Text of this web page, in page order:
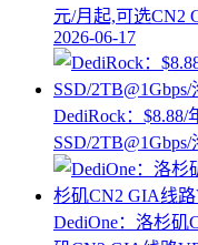
元/月起,可选CN2
2026-06-17
DediRock：$8.88/
SSD/
DediOne：洛杉矶